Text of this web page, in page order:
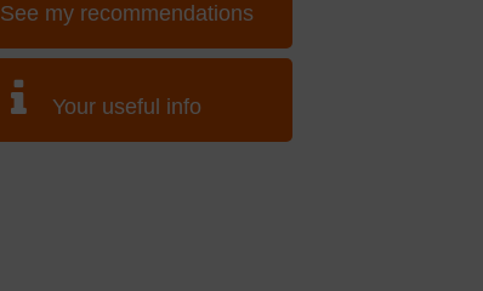
See my recommendations
Your useful info